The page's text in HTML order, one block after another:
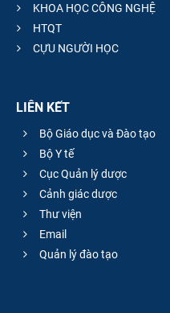
KHOA HỌC CÔNG NGHỆ
HTQT
CỰU NGƯỜI HỌC
LIÊN KẾT
Bộ Giáo dục và Đào tạo
Bộ Y tế
Cục Quản lý dược
Cảnh giác dược
Thư viện
Email
Quản lý đào tạo